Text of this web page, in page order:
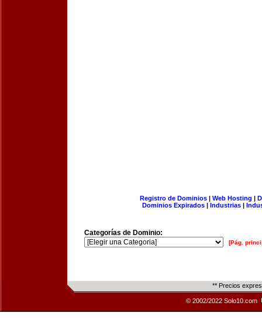
Registro de Dominios| Web Hosting |
Dominios Expirados | Industrias |
Categorías de Dominio:
[Pág.
** Precios
© 2002/2022 Solo10.com